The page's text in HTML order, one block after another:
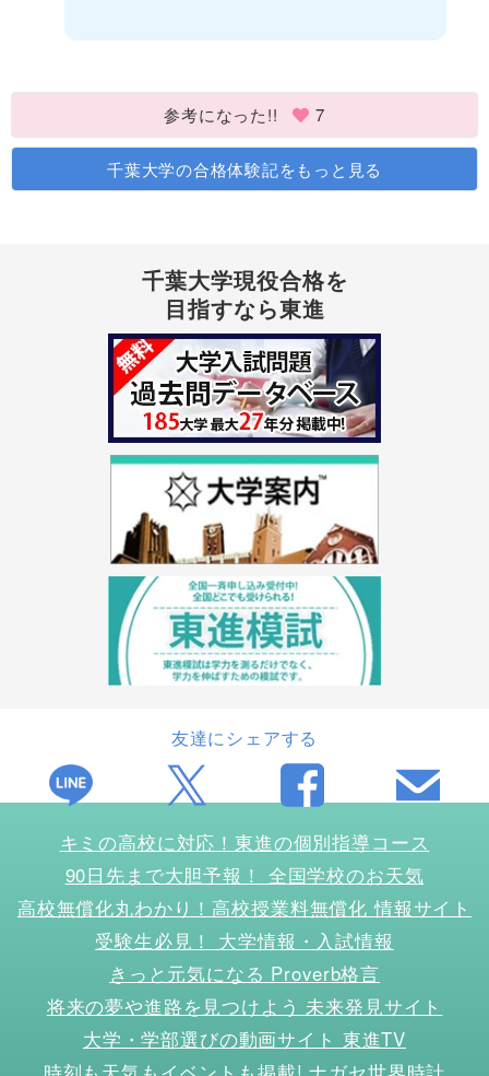
参考になった!! 7
千葉大学の合格体験記をもっと見る
千葉大学現役合格を
目指すなら東進
友達にシェアする
キミの高校に対応！東進の個別指導コース
90日先まで大胆予報！ 全国学校のお天気
高校無償化丸わかり！高校授業料無償化 情報サイト
受験生必見！ 大学情報・入試情報
きっと元気になる Proverb格言
将来の夢や進路を見つけよう 未来発見サイト
大学・学部選びの動画サイト 東進TV